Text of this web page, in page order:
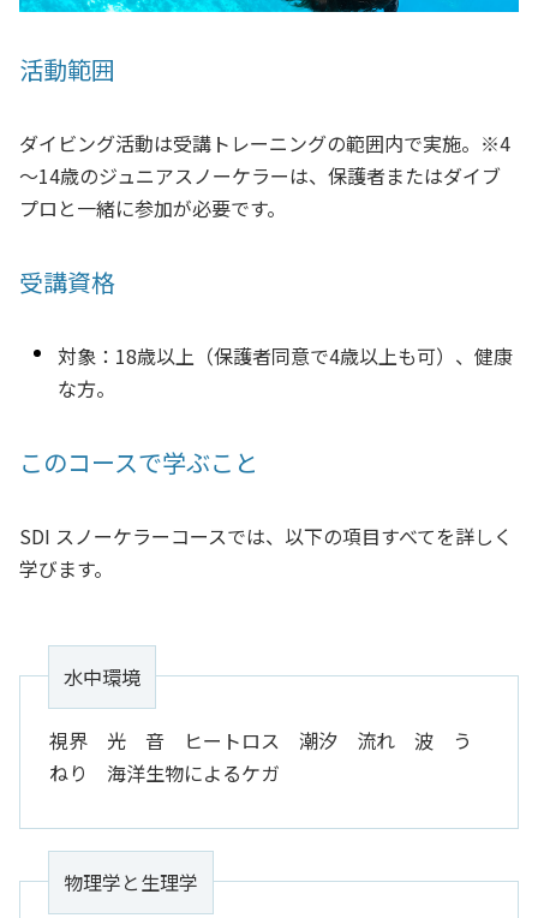
活動範囲
ダイビング活動は受講トレーニングの範囲内で実施。※4
～14歳のジュニアスノーケラーは、保護者またはダイブ
プロと一緒に参加が必要です。
受講資格
対象：18歳以上（保護者同意で4歳以上も可）、健康
な方。
このコースで学ぶこと
SDI スノーケラーコースでは、以下の項目すべてを詳しく
学びます。
水中環境
視界 光 音 ヒートロス 潮汐 流れ 波 う
ねり 海洋生物によるケガ
物理学と生理学